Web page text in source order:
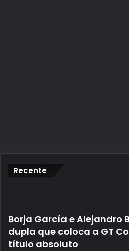
Recente
Borja García e Alejandro
dupla que coloca a GT
título absoluto